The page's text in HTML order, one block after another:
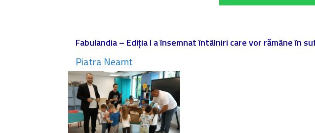
Fabulandia – Ediția I a însemnat întâlniri care vor rămâne în
Piatra Neamt